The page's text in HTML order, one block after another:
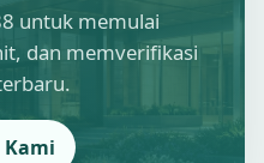
untuk memulai
dan memverifikasi